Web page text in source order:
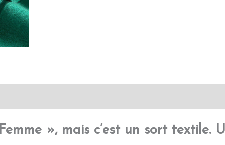
», mais c’est un sort textile.